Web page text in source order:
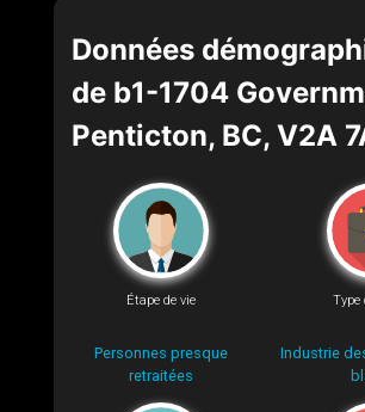
Données
de b1-1704
Penticton, BC, V2A
Étape de vie
Personnes presque
retraitées
Type
Industrie